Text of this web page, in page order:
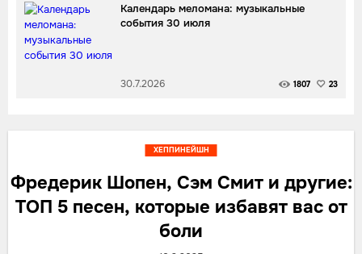
Календарь меломана: музыкальные
события 30 июля
30.7.2026 1807 23
Фредерик Шопен, Сэм Смит и другие:
ТОП 5 песен, которые избавят вас от
боли
ХЕППИНЕЙШН